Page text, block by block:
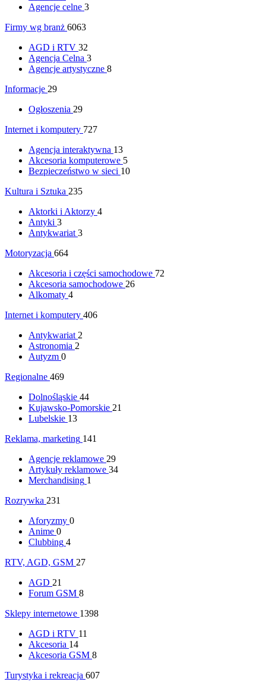
Agencje celne 3
Firmy wg branż 6063
AGD i RTV 32
Agencja Celna 3
Agencje artystyczne 8
Informacje 29
Ogłoszenia 29
Internet i komputery 727
Agencja interaktywna 13
Akcesoria komputerowe 5
Bezpieczeństwo w sieci 10
Kultura i Sztuka 235
Aktorki i Aktorzy 4
Antyki 3
Antykwariat 3
Motoryzacja 664
Akcesoria i części samochodowe 72
Akcesoria samochodowe 26
Alkomaty 4
Internet i komputery 406
Antykwariat 2
Astronomia 2
Autyzm 0
Regionalne 469
Dolnośląskie 44
Kujawsko-Pomorskie 21
Lubelskie 13
Reklama, marketing 141
Agencje reklamowe 29
Artykuły reklamowe 34
Merchandising 1
Rozrywka 231
Aforyzmy 0
Anime 0
Clubbing 4
RTV, AGD, GSM 27
AGD 21
Forum GSM 8
Sklepy internetowe 1398
AGD i RTV 11
Akcesoria 14
Akcesoria GSM 8
Turystyka i rekreacja 607